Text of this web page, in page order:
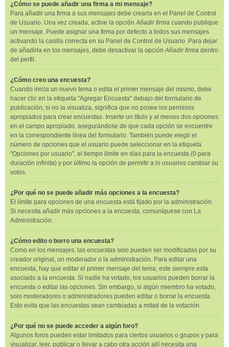
¿Cómo se puede añadir una firma a mi mensaje?
Para añadir una firma a sus mensajes debe crearla en el Panel de Control
de Usuario. Una vez creada, active la opciónAñadir firma cuando publique
un mensaje. Puede asignar una firma por defecto a todos sus mensajes
activando la casilla correcta en su Panel de Control de Usuario. Para dejar
de añadirla en los mensajes, debe desactivar la opciónAñadir firma dentro
del perfil.
¿Cómo creo una encuesta?
Cuando inicia un nuevo tema o edita el primer mensaje del mismo, debe
hacer clic en la etiqueta "Agregar Encuesta" debajo del formulario de
publicación; si no la visualiza, significa que no posee los permisos
apropiados para crear encuestas. Inserte un título y al menos dos opciones
en el campo apropiado, asegurándose de que cada opción se encuentre
en la correspondiente línea del formulario. También puede elegir el
número de opciones que el usuario puede seleccionar en la etiqueta
"Opciones por usuario", el tiempo límite en días para la encuesta (0 para
duración infinita) y por último la opción de permitir a lo usuarios cambiar su
votos.
¿Por qué no se puede añadir más opciones a la encuesta?
El límite para opciones de una encuesta está fijado por la administración.
Si necesita añadir más opciones a la encuesta, comuníquese con La
Administración.
¿Cómo edito o borro una encuesta?
Como en los mensajes, las encuestas solo pueden ser modificadas por su
creador original, un moderador o la administración. Para editar una
encuesta, hay que editar el primer mensaje del tema; este siempre esta
asociado a la encuesta. Si nadie ha votado, los usuarios pueden borrar la
encuesta o editar las opciones. Sin embargo, si algún miembro ha votado,
solo moderadores o administradores pueden editar o borrar la encuesta.
Esto evita que las encuestas sean cambiadas a mitad de la votación.
¿Por qué no se puede acceder a algún foro?
Algunos foros pueden estar limitados para ciertos usuarios o grupos y para
visualizar, leer, publicar o llevar a cabo otra acción allí necesita una